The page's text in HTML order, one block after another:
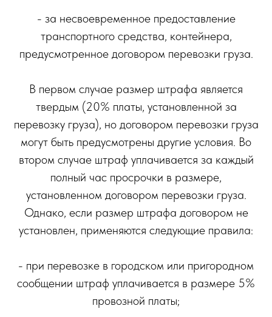
- за несвоевременное предоставление
транспортного средства, контейнера,
предусмотренное договором перевозки груза.
В первом случае размер штрафа является
твердым (20% платы, установленной за
перевозку груза), но договором перевозки груза
могут быть предусмотрены другие условия. Во
втором случае штраф уплачивается за каждый
полный час просрочки в размере,
установленном договором перевозки груза.
Однако, если размер штрафа договором не
установлен, применяются следующие правила:
- при перевозке в городском или пригородном
сообщении штраф уплачивается в размере 5%
провозной платы;